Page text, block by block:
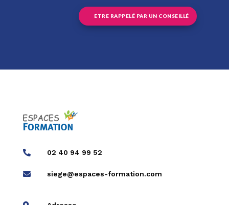
ÊTRE RAPPELÉ PAR UN CONSEILLÉ
 02 40 94 99 52
 siege@espaces-formation.com